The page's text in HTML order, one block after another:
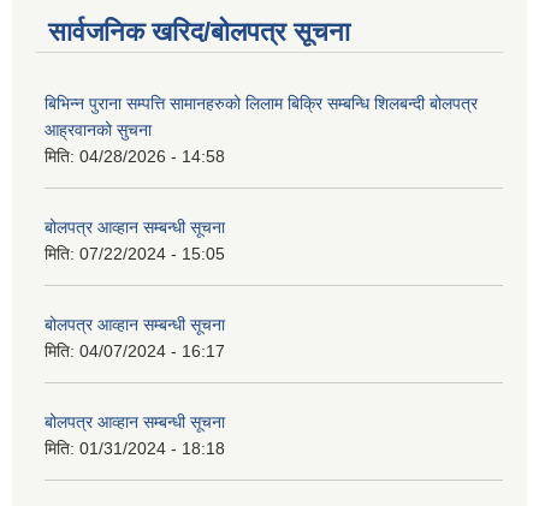
सार्वजनिक खरिद/बोलपत्र सूचना
बिभिन्न पुराना सम्पत्ति सामानहरुको लिलाम बिक्रि सम्बन्धि शिलबन्दी बोलपत्र
आह्रवानको सुचना
मिति: 04/28/2026 - 14:58
बोलपत्र आव्हान सम्बन्धी सूचना
मिति: 07/22/2024 - 15:05
बोलपत्र आव्हान सम्बन्धी सूचना
मिति: 04/07/2024 - 16:17
बोलपत्र आव्हान सम्बन्धी सूचना
मिति: 01/31/2024 - 18:18